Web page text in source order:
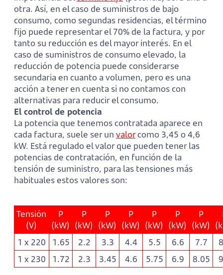
otra. Así, en el caso de suministros de bajo
consumo, como segundas residencias, el término
fijo puede representar el 70% de la factura, y por
tanto su reducción es del mayor interés. En el
caso de suministros de consumo elevado, la
reducción de potencia puede considerarse
secundaria en cuanto a volumen, pero es una
acción a tener en cuenta si no contamos con
alternativas para reducir el consumo.
El control de potencia
La potencia que tenemos contratada aparece en
cada factura, suele ser un valorcomo 3,45 o 4,6
kW. Está regulado el valor que pueden tener las
potencias de contratación, en función de la
tensión de suministro, para las tensiones más
habituales estos valores son:
Tensión
(V)
P
(kW)
P
(kW)
P
(kW)
P
(kW)
P
(kW)
P
(kW)
P
(kW)
1 x 220
1.65 2.2 3.3 4.4 5.5 6.6 7.7
1 x 230
1.72 2.3 3.45 4.6 5.75 6.9 8.05